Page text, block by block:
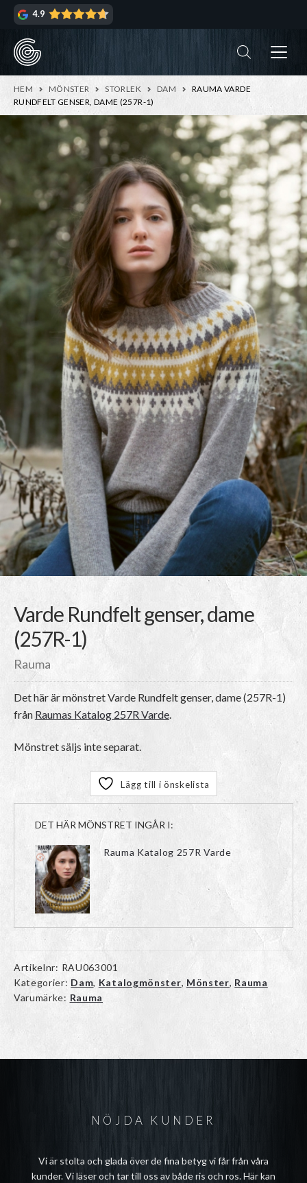
Hoppa
navigering
Hoppa
innehåll
4.9
HEM MÖNSTER STORLEK DAM
RAUMA VARDE
RUNDFELT GENSER, DAME (257R-1)
Varde Rundfelt genser, dame
(257R-1)
Rauma
Det här är mönstretVarde Rundfelt genser, dame (257R-1)
från Raumas Katalog 257R Varde.
Mönstret säljs inte separat.
Lägg till i önskelista
DET HÄR MÖNSTRET INGÅR I:
Rauma Katalog 257R Varde
Artikelnr: RAU063001
Kategorier: Dam, Katalogmönster, Mönster, Rauma
Varumärke: Rauma
NÖJDA KUNDER
Vi är stolta och glada över de fina betyg vi får från våra
kunder. Vi läser och tar till oss av både ris och ros. Här kan